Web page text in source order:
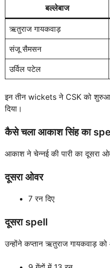
बल्लेबाज
ऋतुराज गायकवाड़
संजू सैमसन
उर्विल पटेल
इन तीन wickets ने CSK को
दिया।
कैसे चला आकाश सिंह का
आकाश ने चेन्नई की पारी का दूसरा
दूसरा ओवर
7 रन दिए
दूसरा spell
उन्होंने कप्तान ऋतुराज गायकवाड़